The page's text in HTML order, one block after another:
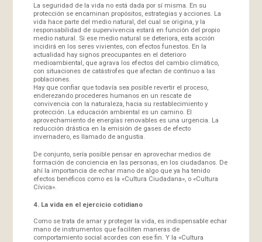
La seguridad de la vida no está dada por sí misma. En su
protección se encaminan propósitos, estrategias y acciones. La
vida hace parte del medio natural, del cual se origina, y la
responsabilidad de supervivencia estará en función del propio
medio natural. Si ese medio natural se deteriora, esta acción
incidirá en los seres vivientes, con efectos funestos. En la
actualidad hay signos preocupantes en el deterioro
medioambiental, que agrava los efectos del cambio climático,
con situaciones de catástrofes que afectan de continuo a las
poblaciones.
Hay que confiar que todavía sea posible revertir el proceso,
enderezando procederes humanos en un rescate de
convivencia con la naturaleza, hacia su restablecimiento y
protección. La educación ambiental es un camino. El
aprovechamiento de energías renovables es una urgencia. La
reducción drástica en la emisión de gases de efecto
invernadero, es llamado de angustia.
De conjunto, sería posible pensar en aprovechar medios de
formación de conciencia en las personas, en los ciudadanos. De
ahí la importancia de echar mano de algo que ya ha tenido
efectos benéficos como es la «Cultura Ciudadana», o «Cultura
Cívica».
4. La vida en el ejercicio cotidiano
Como se trata de amar y proteger la vida, es indispensable echar
mano de instrumentos que faciliten maneras de
comportamiento social acordes con ese fin. Y la «Cultura